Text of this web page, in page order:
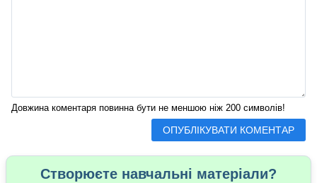
Довжина коментаря повинна бути не меншою ніж 200 символів!
Створюєте навчальні матеріали?